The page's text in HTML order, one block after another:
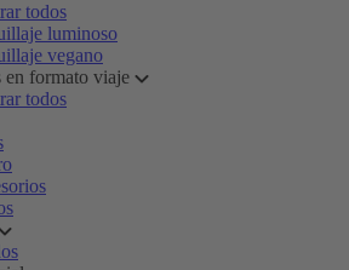
todos
luminoso
vegano
en formato viaje
todos